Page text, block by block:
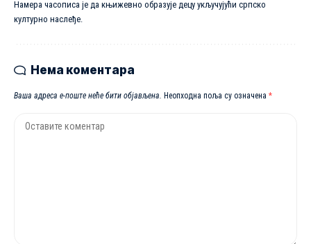
Намера часописа је да књижевно образује децу укључујући српско
културно наслеђе.
Нема коментара
Ваша адреса е-поште неће бити објављена. Неопходна поља су означена *